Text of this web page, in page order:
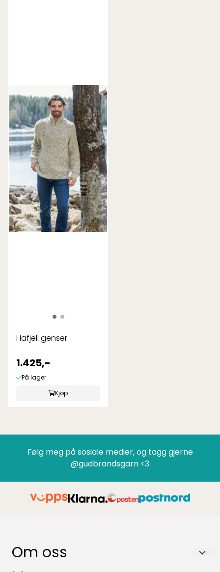
Hafjell genser
1.425,-
På lager
Kjøp
Følg meg på sosiale medier, og tagg gjerne
@gudbrandsgarn <3
Om oss